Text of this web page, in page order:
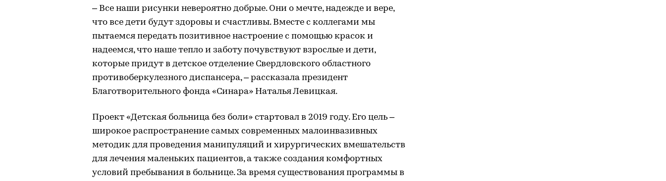
– Все наши рисунки невероятно добрые. Они о мечте, надежде и вере,
что все дети будут здоровы и счастливы. Вместе с коллегами мы
пытаемся передать позитивное настроение с помощью красок и
надеемся, что наше тепло и заботу почувствуют взрослые и дети,
которые придут в детское отделение Свердловского областного
противоберкулезного диспансера, – рассказала президент
Благотворительного фонда «Синара» Наталья Левицкая.
Проект «Детская больница без боли» стартовал в 2019 году. Его цель –
широкое распространение самых современных малоинвазивных
методик для проведения манипуляций и хирургических вмешательств
для лечения маленьких пациентов, а также создания комфортных
условий пребывания в больнице. За время существования программы в